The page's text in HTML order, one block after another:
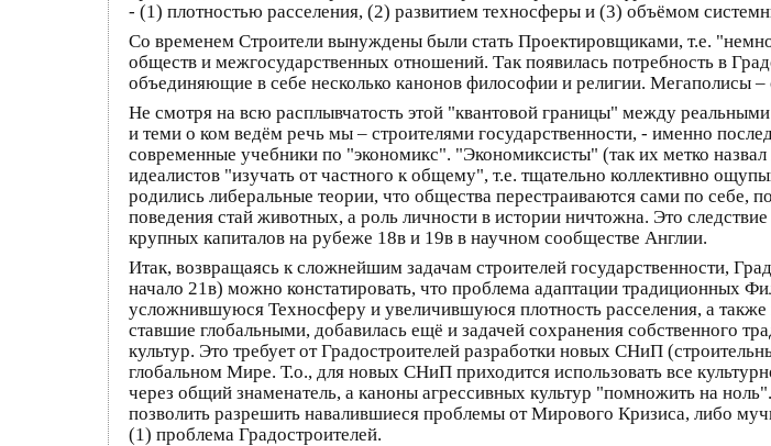
- (1) плотностью расселения, (2) развитием техносферы и (3) объёмом
Со временем Строители вынуждены были стать Проектировщиками, т.е.
обществ и межгосударственных отношений. Так появилась потребность в
объединяющие в себе несколько канонов философии и религии. Мегаполисы
Не смотря на всю расплывчатость этой "квантовой границы" между
и теми о ком ведём речь мы – строителями государственности, - именно
современные учебники по "экономикс". "Экономиксисты" (так их метко
идеалистов "изучать от частного к общему", т.е. тщательно коллективно
родились либеральные теории, что общества перестраиваются сами по себе,
поведения стай животных, а роль личности в истории ничтожна. Это
крупных капиталов на рубеже 18в и 19в в научном сообществе Англии.
Итак, возвращаясь к сложнейшим задачам строителей государственности,
начало 21в) можно констатировать, что проблема адаптации традиционных
усложнившуюся Техносферу и увеличившуюся плотность расселения, а
ставшие глобальными, добавилась ещё и задачей сохранения собственного
культур. Это требует от Градостроителей разработки новых СНиП
глобальном Мире. Т.о., для новых СНиП приходится использовать все
через общий знаменатель, а каноны агрессивных культур "помножить на
позволить разрешить навалившиеся проблемы от Мирового Кризиса, либо
(1) проблема Градостроителей.